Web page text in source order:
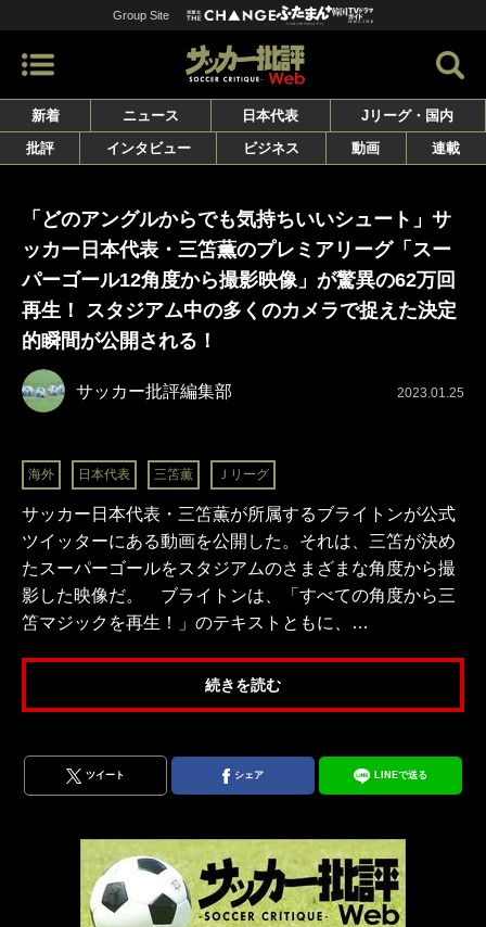
Group Site
新着 ニュース 日本代表
Jリーグ・国内
批評
インタビュー ビジネス 動画 連載
「どのアングルからでも気持ちいいシュート」サ
ッカー日本代表・三笘薫のプレミアリーグ「スー
パーゴール12角度から撮影映像」が驚異の62万回
再生！ スタジアム中の多くのカメラで捉えた決定
的瞬間が公開される！
サッカー批評編集部 2023.01.25
海外 日本代表 三笘薫 Ｊリーグ
サッカー日本代表・三笘薫が所属するブライトンが公式
ツイッターにある動画を公開した。それは、三笘が決め
たスーパーゴールをスタジアムのさまざまな角度から撮
影した映像だ。 ブライトンは、「すべての角度から三
笘マジックを再生！」のテキストともに、…
続きを読む
ツイート シェア LINEで送る